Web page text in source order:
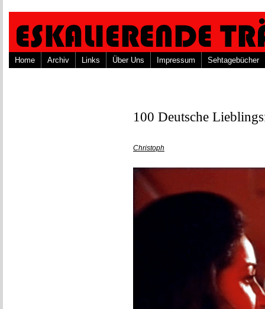
Home Archiv Links Über Uns Impressum Sehtagebücher
100 Deutsche
Christoph